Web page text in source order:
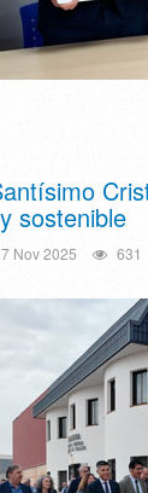
sostenible
Nov 2025 631